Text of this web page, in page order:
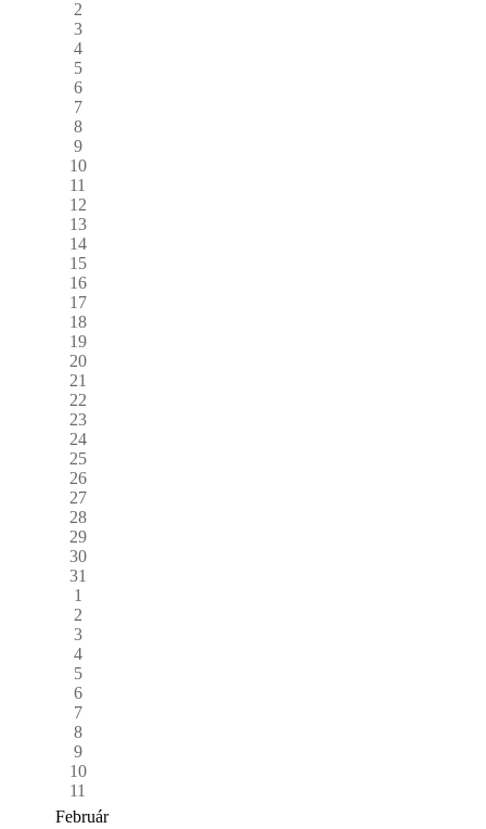
2
3
4
5
6
7
8
9
10
11
12
13
14
15
16
17
18
19
20
21
22
23
24
25
26
27
28
29
30
31
1
2
3
4
5
6
7
8
9
10
11
Február